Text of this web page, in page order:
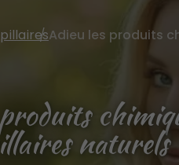
naturels